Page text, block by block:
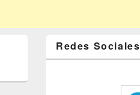
Redes Sociales